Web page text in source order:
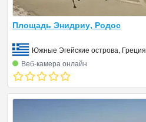
Площадь Энидриу, Родос
Южные Эгейские острова, Греция
Веб‑камера онлайн